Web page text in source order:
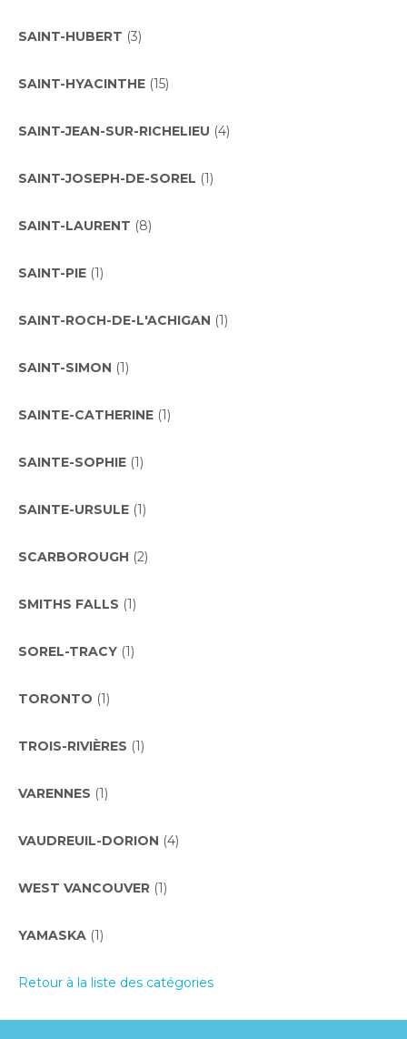
SAINT-HUBERT (3)
SAINT-HYACINTHE (15)
SAINT-JEAN-SUR-RICHELIEU (4)
SAINT-JOSEPH-DE-SOREL (1)
SAINT-LAURENT (8)
SAINT-PIE (1)
SAINT-ROCH-DE-L'ACHIGAN (1)
SAINT-SIMON (1)
SAINTE-CATHERINE (1)
SAINTE-SOPHIE (1)
SAINTE-URSULE (1)
SCARBOROUGH (2)
SMITHS FALLS (1)
SOREL-TRACY (1)
TORONTO (1)
TROIS-RIVIÈRES (1)
VARENNES (1)
VAUDREUIL-DORION (4)
WEST VANCOUVER (1)
YAMASKA (1)
Retour à la liste des catégories